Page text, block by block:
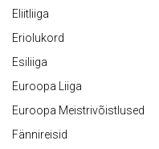
Eliitliiga
Eriolukord
Esiliiga
Euroopa Liiga
Euroopa Meistrivõistlused
Fännireisid